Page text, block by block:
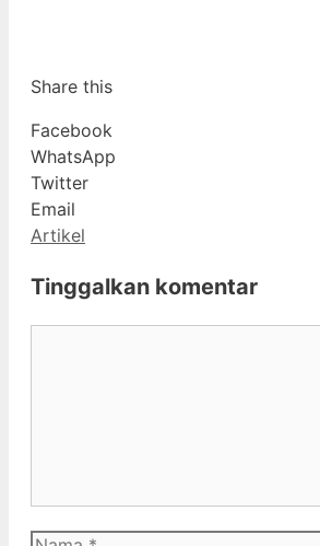
Share this
Facebook
WhatsApp
Twitter
Email
Kategori
Artikel
Tinggalkan komentar